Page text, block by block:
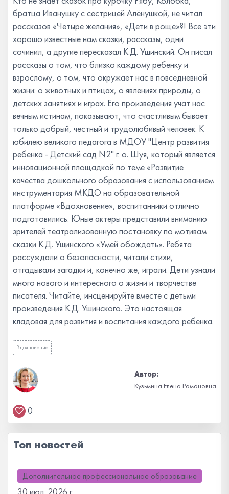
братца Иванушку с сестрицей Алёнушкой, не читал
рассказов «Четыре желания», «Дети в роще»?! Все эти
хорошо известные нам сказки, рассказы, одни
сочинил, а другие пересказал К.Д. Ушинский. Он писал
рассказы о том, что близко каждому ребенку и
взрослому, о том, что окружает нас в повседневной
жизни: о животных и птицах, о явлениях природы, о
детских занятиях и играх. Его произведения учат нас
вечным истинам, показывают, что счастливым бывает
только добрый, честный и трудолюбивый человек. К
юбилею великого педагога в МДОУ "Центр развития
ребенка - Детский сад N2" г. о. Шуя, который является
инновационной площадкой по теме «Развитие
качества дошкольного образования с использованием
инструментария МКДО на образовательной
платформе «Вдохновение», воспитанники отлично
подготовились. Юные актеры представили вниманию
зрителей театрализованную постановку по мотивам
сказки К.Д. Ушинского «Умей обождать». Ребята
рассуждали о безопасности, читали стихи,
отгадывали загадки и, конечно же, играли. Дети узнали
много нового и интересного о жизни и творчестве
писателя. Читайте, инсценируйте вместе с детьми
произведения К.Д. Ушинского. Это настоящая
кладовая для развития и воспитания каждого ребенка.
Вдохновение
Автор:
Кузьмина Елена Романовна
0
Топ новостей
Дополнительное профессиональное образование